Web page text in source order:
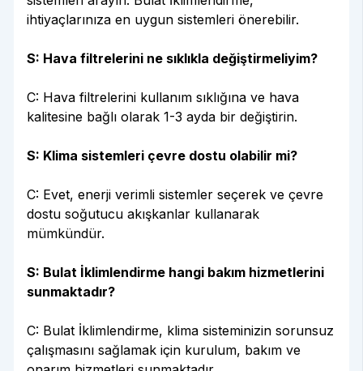
ihtiyaçlarınıza en uygun sistemleri önerebilir.
S: Hava filtrelerini ne sıklıkla değiştirmeliyim?
C: Hava filtrelerini kullanım sıklığına ve hava
kalitesine bağlı olarak 1-3 ayda bir değiştirin.
S: Klima sistemleri çevre dostu olabilir mi?
C: Evet, enerji verimli sistemler seçerek ve çevre
dostu soğutucu akışkanlar kullanarak
mümkündür.
S: Bulat İklimlendirme hangi bakım hizmetlerini
sunmaktadır?
C: Bulat İklimlendirme, klima sisteminizin sorunsuz
çalışmasını sağlamak için kurulum, bakım ve